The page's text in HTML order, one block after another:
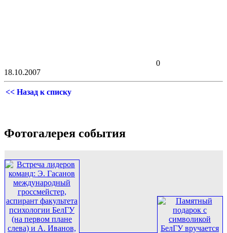
0
18.10.2007
<< Назад к списку
Фотогалерея события